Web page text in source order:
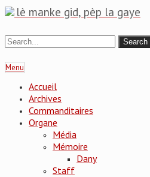
lè manke gid, pèp la gaye
Menu
Accueil
Archives
Commanditaires
Organe
Média
Mémoire
Dany
Staff